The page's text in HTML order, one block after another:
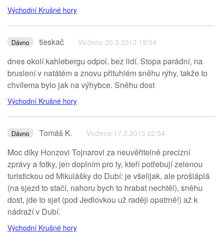
Východní Krušné hory
Dávno tleskač Vloženo 20.3.2013 19:54
dnes okolí kahlebergu odpol. bez lidí. Stopa parádní, na
bruslení v natátém a znovu přituhlém sněhu rýhy, takže to
chvílema bylo jak na výhybce. Sněhu dost
Východní Krušné hory
Dávno Tomáš K. Vloženo 17.3.2013 22:54
Moc díky Honzovi Tojnarovi za neuvěřitelně precizní
zprávy a fotky, jen doplním pro ty, kteří potřebují zelenou
turistickou od Mikulášky do Dubí: je všelijak, ale prošláplá
(na sjezd to stačí, nahoru bych to hrabat nechtěl), sněhu
dost, jde to sjet (pod Jedlovkou už raději opatrně!) až k
nádraží v Dubí.
Východní Krušné hory